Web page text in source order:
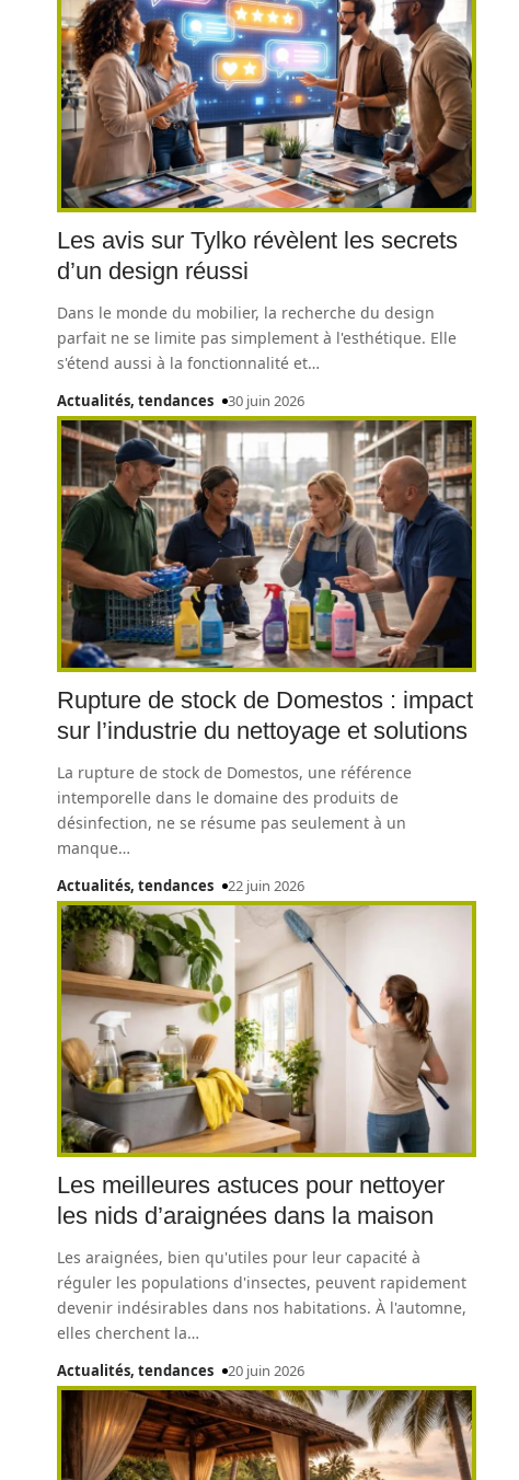
Les avis sur Tylko révèlent les secrets
d’un design réussi
Dans le monde du mobilier, la recherche du design
parfait ne se limite pas simplement à l'esthétique. Elle
s'étend aussi à la fonctionnalité et…
Actualités, tendances 30 juin 2026
Rupture de stock de Domestos : impact
sur l’industrie du nettoyage et solutions
La rupture de stock de Domestos, une référence
intemporelle dans le domaine des produits de
désinfection, ne se résume pas seulement à un
manque…
Actualités, tendances 22 juin 2026
Les meilleures astuces pour nettoyer
les nids d’araignées dans la maison
Les araignées, bien qu'utiles pour leur capacité à
réguler les populations d'insectes, peuvent rapidement
devenir indésirables dans nos habitations. À l'automne,
elles cherchent la…
Actualités, tendances 20 juin 2026